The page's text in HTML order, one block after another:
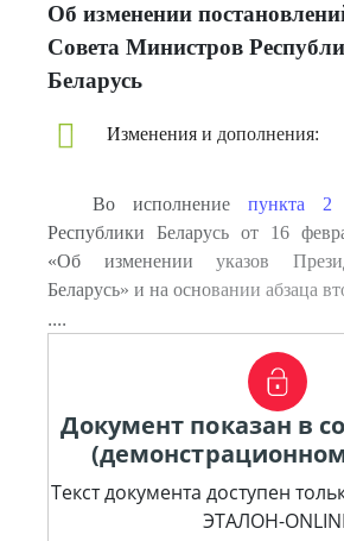
Об изменении
Совета Министров
Беларусь
Изменения и дополнения:
Во исполнение пункта 2
Республики Беларусь от 16
«Об изменении указов
Беларусь» и на основании абзаца
....
Документ показан в
Текст документа доступен
ЭТАЛОН-